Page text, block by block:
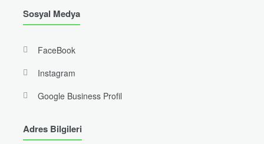
Sosyal Medya
FaceBook
Instagram
Google Business Profil
Adres Bilgileri